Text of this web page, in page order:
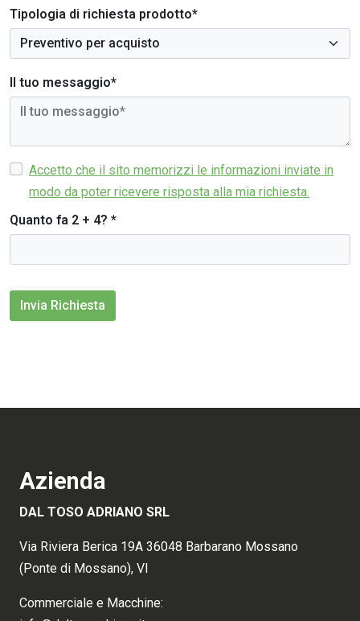
Tipologia di richiesta prodotto*
Il tuo messaggio*
Accetto che il sito memorizzi le informazioni inviate in
modo da poter ricevere risposta alla mia richiesta.
Quanto fa 2 + 4? *
Invia Richiesta
Azienda
DAL TOSO ADRIANO SRL
Via Riviera Berica 19A 36048 Barbarano Mossano
(Ponte di Mossano), VI
Commerciale e Macchine: